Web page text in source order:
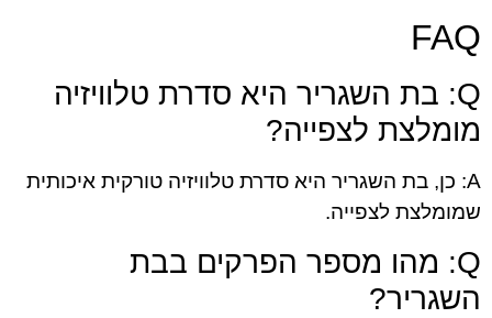
FAQ
Q: בת השגריר היא סדרת טלוויזיה
מומלצת לצפייה?
A: כן, בת השגריר היא סדרת טלוויזיה טורקית איכותית
שמומלצת לצפייה.
Q: מהו מספר הפרקים בבת
השגריר?